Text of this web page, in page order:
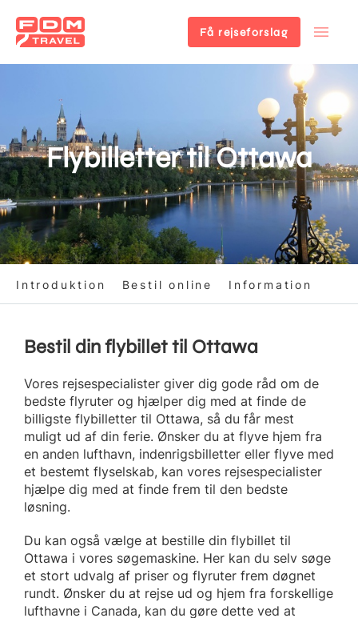
hovedindhold
Få rejseforslag
Flybilletter til Ottawa
Introduktion Bestil online Information
Bestil din flybillet til Ottawa
Vores rejsespecialister giver dig gode råd om de
bedste flyruter og hjælper dig med at finde de
billigste flybilletter til Ottawa, så du får mest
muligt ud af din ferie. Ønsker du at flyve hjem fra
en anden lufthavn, indenrigsbilletter eller flyve med
et bestemt flyselskab, kan vores rejsespecialister
hjælpe dig med at finde frem til den bedste
løsning.
Du kan også vælge at bestille din flybillet til
Ottawa i vores søgemaskine. Her kan du selv søge
et stort udvalg af priser og flyruter frem døgnet
rundt. Ønsker du at rejse ud og hjem fra forskellige
lufthavne i Canada, kan du gøre dette ved at